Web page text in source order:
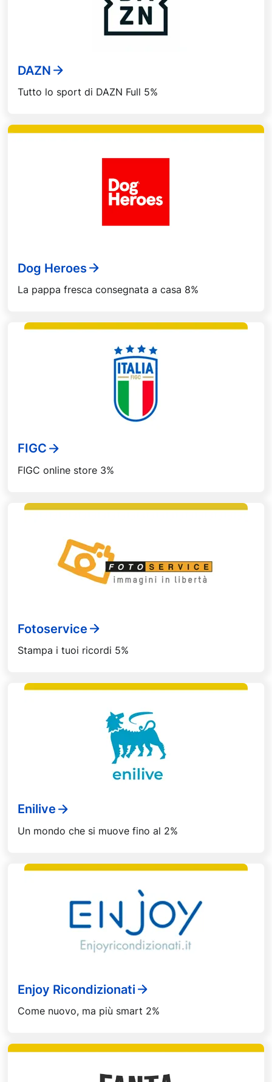
DAZN
Tutto lo sport di DAZN Full 5%
Dog Heroes
La pappa fresca consegnata a casa 8%
FIGC
FIGC online store 3%
Fotoservice
Stampa i tuoi ricordi 5%
Enilive
Un mondo che si muove fino al 2%
Enjoy Ricondizionati
Come nuovo, ma più smart 2%